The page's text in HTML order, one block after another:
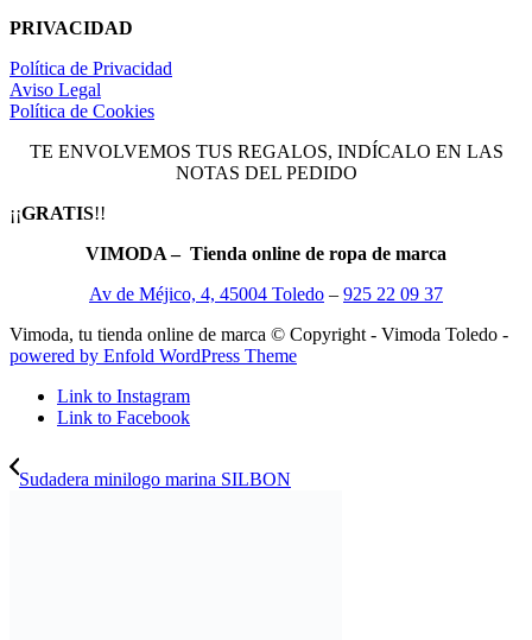
PRIVACIDAD
Política de Privacidad
Aviso Legal
Política de Cookies
TE ENVOLVEMOS TUS REGALOS, INDÍCALO EN LAS
NOTAS DEL PEDIDO
¡¡GRATIS!!
VIMODA – Tienda online de ropa de marca
Av de Méjico, 4, 45004 Toledo – 925 22 09 37
Vimoda, tu tienda online de marca © Copyright - Vimoda Toledo -
powered by Enfold WordPress Theme
Link to Instagram
Link to Facebook
Sudadera minilogo marina SILBON